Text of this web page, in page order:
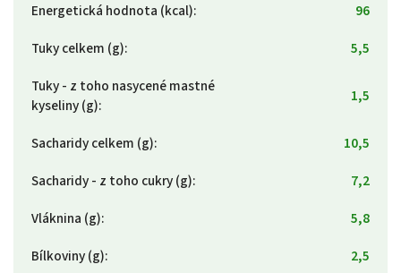
Energetická hodnota (kcal):
96
Tuky celkem (g):
5,5
Tuky - z toho nasycené mastné
kyseliny (g): 1,5
Sacharidy celkem (g):
10,5
Sacharidy - z toho cukry (g):
7,2
Vláknina (g):
5,8
Bílkoviny (g):
2,5